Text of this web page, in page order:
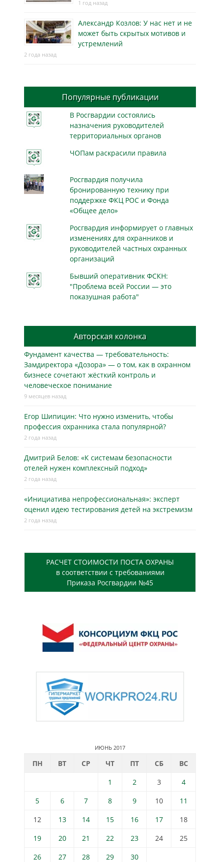
1 год назад
Александр Козлов: У нас нет и не
может быть скрытых мотивов и
устремлений
2 года назад
Популярные публикации
В Росгвардии состоялись
назначения руководителей
территориальных органов
ЧОПам раскрасили правила
Росгвардия получила
бронированную технику при
поддержке ФКЦ РОС и Фонда
«Общее дело»
Росгвардия информирует о главных
изменениях для охранников и
руководителей частных охранных
организаций
Бывший оперативник ФСКН:
"Проблема всей России — это
показушная работа"
Авторская колонка
Фундамент качества — требовательность:
Замдиректора «Дозора» — о том, как в охранном
бизнесe сочетают жёсткий контроль и
человеческое понимание
9 месяцев назад
Егор Шипицин: Что нужно изменить, чтобы
профессия охранника стала популярной?
2 года назад
Дмитрий Белов: «К системам безопасности
отелей нужен комплексный подход»
2 года назад
«Инициатива непрофессиональная»: эксперт
оценил идею тестирования детей на экстремизм
2 года назад
РАСЧЕТ СТОИМОСТИ ПОСТА ОХРАНЫ
в соответствии с требованиями
Приказа Росгвардии №45
ИЮНЬ 2017
ПН ВТ СР ЧТ ПТ СБ
ВС
1
2 3
4
5
6 7 8 9 10
11
12
13 14 15 16 17
18
19
20 21 22 23 24
25
26
27 28 29 30